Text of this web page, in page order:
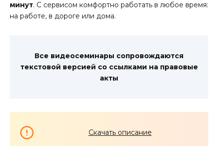
минут. С сервисом комфортно работать в любое время:
на работе, в дороге или дома.
Все видеосеминары сопровождаются
текстовой версией со ссылками на правовые
акты
Скачать описание